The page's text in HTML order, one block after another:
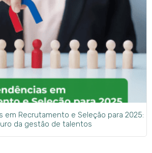
em Recrutamento e Seleção para 2025:
da gestão de talentos